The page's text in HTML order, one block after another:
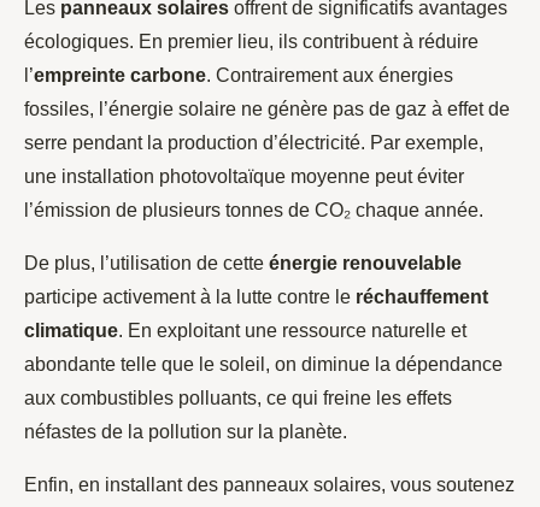
Les panneaux solaires offrent de significatifs avantages
écologiques. En premier lieu, ils contribuent à réduire
l’empreinte carbone. Contrairement aux énergies
fossiles, l’énergie solaire ne génère pas de gaz à effet de
serre pendant la production d’électricité. Par exemple,
une installation photovoltaïque moyenne peut éviter
l’émission de plusieurs tonnes de CO₂ chaque année.
De plus, l’utilisation de cette énergie renouvelable
participe activement à la lutte contre le réchauffement
climatique. En exploitant une ressource naturelle et
abondante telle que le soleil, on diminue la dépendance
aux combustibles polluants, ce qui freine les effets
néfastes de la pollution sur la planète.
Enfin, en installant des panneaux solaires, vous soutenez